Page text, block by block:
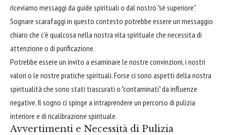
riceviamo messaggi da guide spirituali o dal nostro "sé superiore".
Sognare scarafaggi in questo contesto potrebbe essere un messaggio
chiaro che c'è qualcosa nella nostra vita spirituale che necessita di
attenzione o di purificazione.
Potrebbe essere un invito a esaminare le nostre convinzioni, i nostri
valori o le nostre pratiche spirituali. Forse ci sono aspetti della nostra
spiritualità che sono stati trascurati o "contaminati" da influenze
negative. Il sogno ci spinge a intraprendere un percorso di pulizia
interiore e di ricalibrazione spirituale.
Avvertimenti e Necessità di Pulizia